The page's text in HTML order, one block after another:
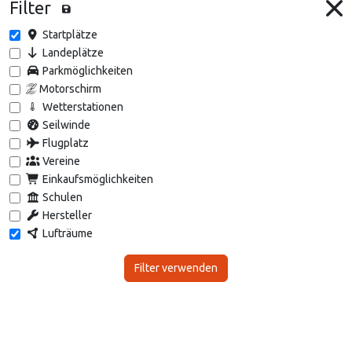
Filter
Startplätze
Landeplätze
Parkmöglichkeiten
Motorschirm
Wetterstationen
Seilwinde
Flugplatz
Vereine
Einkaufsmöglichkeiten
Schulen
Hersteller
Lufträume
Filter verwenden